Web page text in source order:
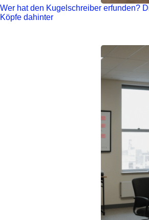
Wer hat den Kugelschreiber erfunden?
Köpfe dahinter